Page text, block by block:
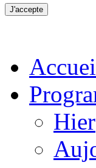
Hier